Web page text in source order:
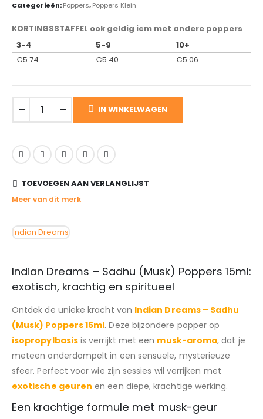
Categorieën:Poppers,Poppers Klein
KORTINGSSTAFFEL ook geldig icm met andere poppers
3-4
5-9
10+
€5.74 €5.40 €5.06
IN WINKELWAGEN
TOEVOEGEN AAN VERLANGLIJST
Meer van dit merk
Indian Dreams
Indian Dreams – Sadhu (Musk) Poppers 15ml:
exotisch, krachtig en spiritueel
Ontdek de unieke kracht van Indian Dreams – Sadhu
(Musk) Poppers 15ml. Deze bijzondere popper op
isopropylbasisis verrijkt met een musk-aroma, dat je
meteen onderdompelt in een sensuele, mysterieuze
sfeer. Perfect voor wie zijn sessies wil verrijken met
exotische geuren en een diepe, krachtige werking.
Een krachtige formule met musk-geur